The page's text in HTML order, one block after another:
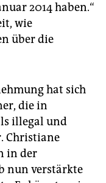
2014 haben.“
wie
über die
hat sich
die in
illegal und
Christiane
in der
nun verstärkte